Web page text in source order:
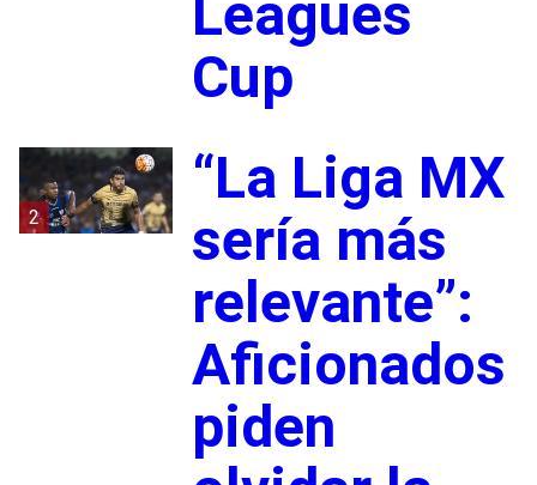
Leagues
Cup
2
“La Liga MX
sería más
relevante”:
Aficionados
piden